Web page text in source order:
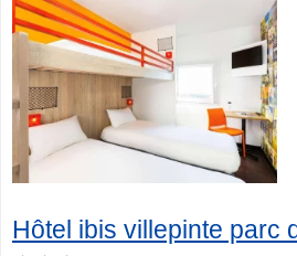
Hôtel ibis villepinte parc